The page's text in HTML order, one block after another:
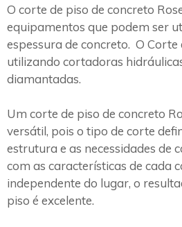
O corte de piso de concreto
equipamentos que podem ser
espessura de concreto. O
utilizando cortadoras
diamantadas.
Um corte de piso de concreto
versátil, pois o tipo de corte
estrutura e as necessidades de
com as características de cada
independente do lugar, o
piso é excelente.